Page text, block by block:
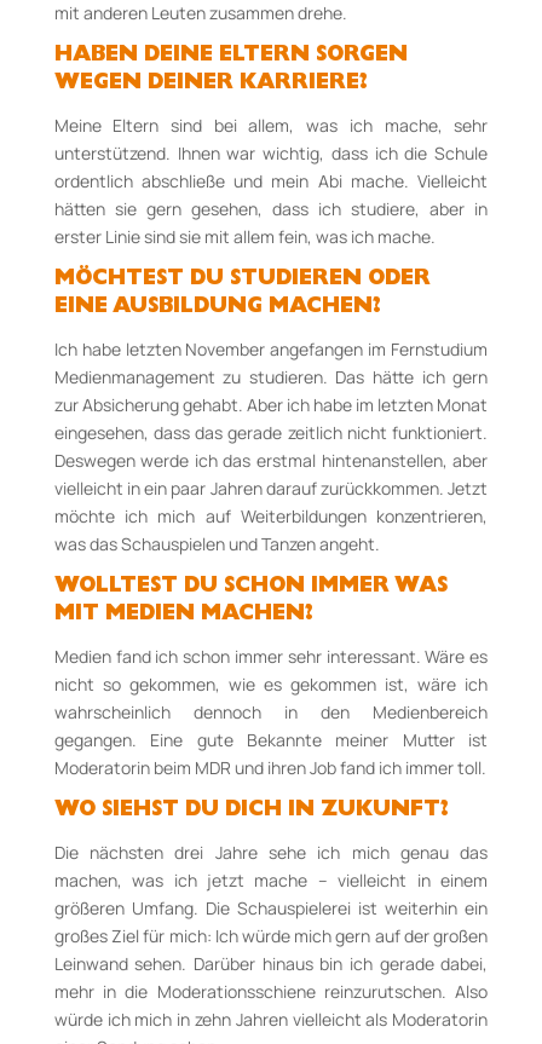
mit anderen Leuten zusammen drehe.
HABEN DEINE ELTERN SORGEN
WEGEN DEINER KARRIERE?
Meine Eltern sind bei allem, was ich mache, sehr
unterstützend. Ihnen war wichtig, dass ich die Schule
ordentlich abschließe und mein Abi mache. Vielleicht
hätten sie gern gesehen, dass ich studiere, aber in
erster Linie sind sie mit allem fein, was ich mache.
MÖCHTEST DU STUDIEREN ODER
EINE AUSBILDUNG MACHEN?
Ich habe letzten November angefangen im Fernstudium
Medienmanagement zu studieren. Das hätte ich gern
zur Absicherung gehabt. Aber ich habe im letzten Monat
eingesehen, dass das gerade zeitlich nicht funktioniert.
Deswegen werde ich das erstmal hintenanstellen, aber
vielleicht in ein paar Jahren darauf zurückkommen. Jetzt
möchte ich mich auf Weiterbildungen konzentrieren,
was das Schauspielen und Tanzen angeht.
WOLLTEST DU SCHON IMMER WAS
MIT MEDIEN MACHEN?
Medien fand ich schon immer sehr interessant. Wäre es
nicht so gekommen, wie es gekommen ist, wäre ich
wahrscheinlich dennoch in den Medienbereich
gegangen. Eine gute Bekannte meiner Mutter ist
Moderatorin beim MDR und ihren Job fand ich immer toll.
WO SIEHST DU DICH IN ZUKUNFT?
Die nächsten drei Jahre sehe ich mich genau das
machen, was ich jetzt mache – vielleicht in einem
größeren Umfang. Die Schauspielerei ist weiterhin ein
großes Ziel für mich: Ich würde mich gern auf der großen
Leinwand sehen. Darüber hinaus bin ich gerade dabei,
mehr in die Moderationsschiene reinzurutschen. Also
würde ich mich in zehn Jahren vielleicht als Moderatorin